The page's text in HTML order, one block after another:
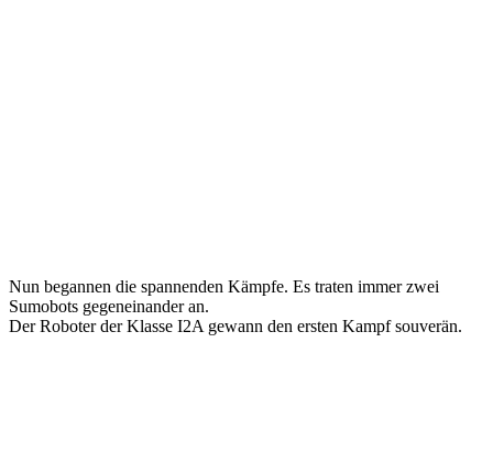
Nun begannen die spannenden Kämpfe. Es traten immer zwei
Sumobots gegeneinander an.
Der Roboter der Klasse I2A gewann den ersten Kampf souverän.